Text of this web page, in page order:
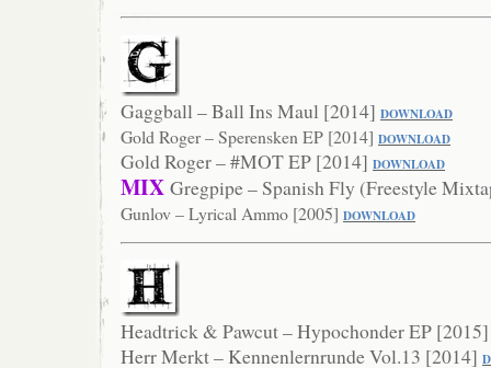
Gaggball – Ball Ins Maul [2014] DOWNLOAD
Gold Roger – Sperensken EP [2014] DOWNLOAD
Gold Roger – #MOT EP [2014] DOWNLOAD
MIX Gregpipe – Spanish Fly (Freestyle
Gunlov – Lyrical Ammo [2005] DOWNLOAD
Headtrick & Pawcut – Hypochonder EP
Herr Merkt – Kennenlernrunde Vol.13 [2014]